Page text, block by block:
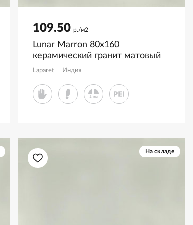
109.50 р./м2
Lunar Marron 80x160
керамический гранит матовый
(ghr) глосси инк
Laparet Индия
На складе